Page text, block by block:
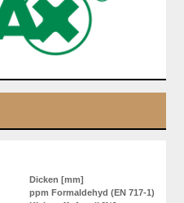
Dicken [mm]
ppm Formaldehyd (EN 717-1)